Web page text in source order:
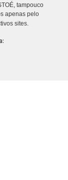
tampouco
apenas pelo
sites.